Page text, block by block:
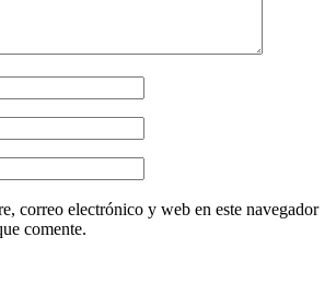
correo electrónico y web en este navegador
comente.